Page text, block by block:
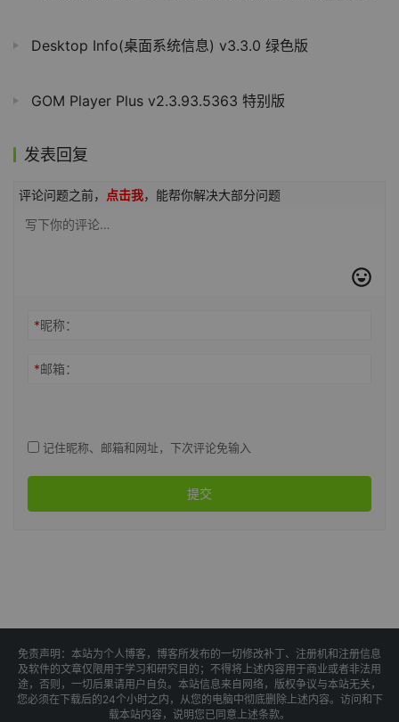
Desktop Info(桌面系统信息) v3.3.0 绿色版
GOM Player Plus v2.3.93.5363 特别版
发表回复
评论问题之前， 点击我，能帮你解决大部分问题
*昵称：
*邮箱：
记住昵称、邮箱和网址，下次评论免输入
提交
免责声明：本站为个人博客，博客所发布的一切修改补丁、注册机和注册信息
及软件的文章仅限用于学习和研究目的；不得将上述内容用于商业或者非法用
途，否则，一切后果请用户自负。本站信息来自网络，版权争议与本站无关，
您必须在下载后的24个小时之内，从您的电脑中彻底删除上述内容。访问和下
载本站内容，说明您已同意上述条款。